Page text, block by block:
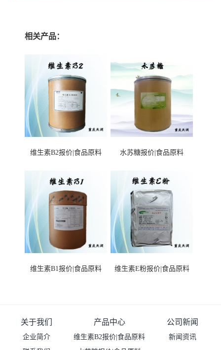
相关产品：
维生素B2报价|食品原料 水苏糖报价|食品原料
维生素B1报价|食品原料 维生素E粉报价|食品原料
关于我们
企业简介
产品中心
维生素B2报价|食品原料
公司新闻
新闻资讯